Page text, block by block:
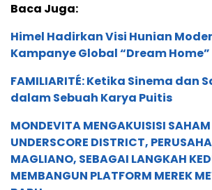
Baca Juga:
Himel Hadirkan Visi Hunian
Kampanye Global “Dream Home”
FAMILIARITÉ: Ketika Sinema dan
dalam Sebuah Karya Puitis
MONDEVITA MENGAKUISISI
UNDERSCORE DISTRICT,
MAGLIANO, SEBAGAI LANGKAH
MEMBANGUN PLATFORM MEREK